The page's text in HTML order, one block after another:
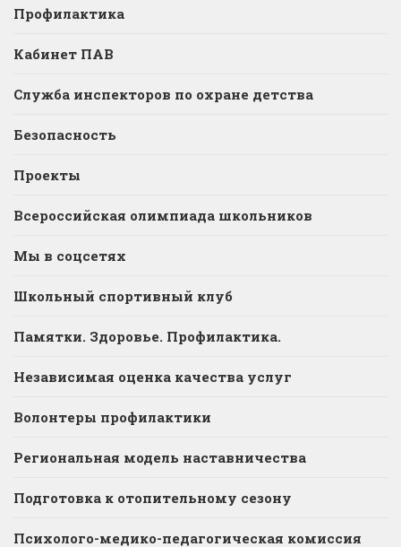
Профилактика
Кабинет ПАВ
Служба инспекторов по охране детства
Безопасность
Проекты
Всероссийская олимпиада школьников
Мы в соцсетях
Школьный спортивный клуб
Памятки. Здоровье. Профилактика.
Независимая оценка качества услуг
Волонтеры профилактики
Региональная модель наставничества
Подготовка к отопительному сезону
Психолого-медико-педагогическая комиссия